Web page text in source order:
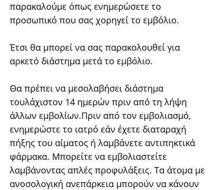
παρακαλούμε όπως ενημερώσετε το
προσωπικό που σας χορηγεί το εμβόλιο.
Έτσι θα μπορεί να σας παρακολουθεί για
αρκετό διάστημα μετά το εμβόλιο.
Θα πρέπει να μεσολαβήσει διάστημα
τουλάχιστον 14 ημερών πριν από τη λήψη
άλλων εμβολίων.Πριν από τον εμβολιασμό,
ενημερώστε το ιατρό εάν έχετε διαταραχή
πήξης του αίματος ή λαμβάνετε αντιπηκτικά
φάρμακα. Μπορείτε να εμβολιαστείτε
λαμβάνοντας απλές προφυλάξεις. Τα άτομα με
ανοσολογική ανεπάρκεια μπορούν να κάνουν